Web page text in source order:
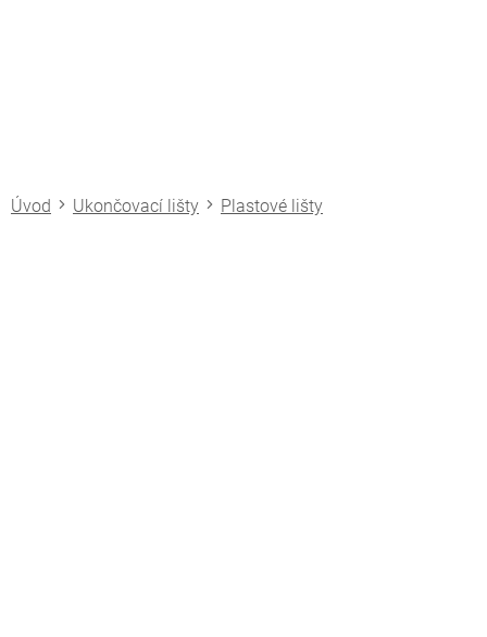
Ukončovací lišty Plastové lišty